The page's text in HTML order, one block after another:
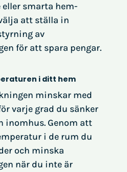
smarta hem-
att ställa in
av
för att spara pengar.
i ditt hem
minskar med
varje grad du sänker
inomhus. Genom att
i de rum du
och minska
när du inte är